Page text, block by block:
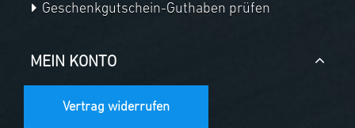
Geschenkgutschein-Guthaben prüfen
MEIN KONTO
Vertrag widerrufen